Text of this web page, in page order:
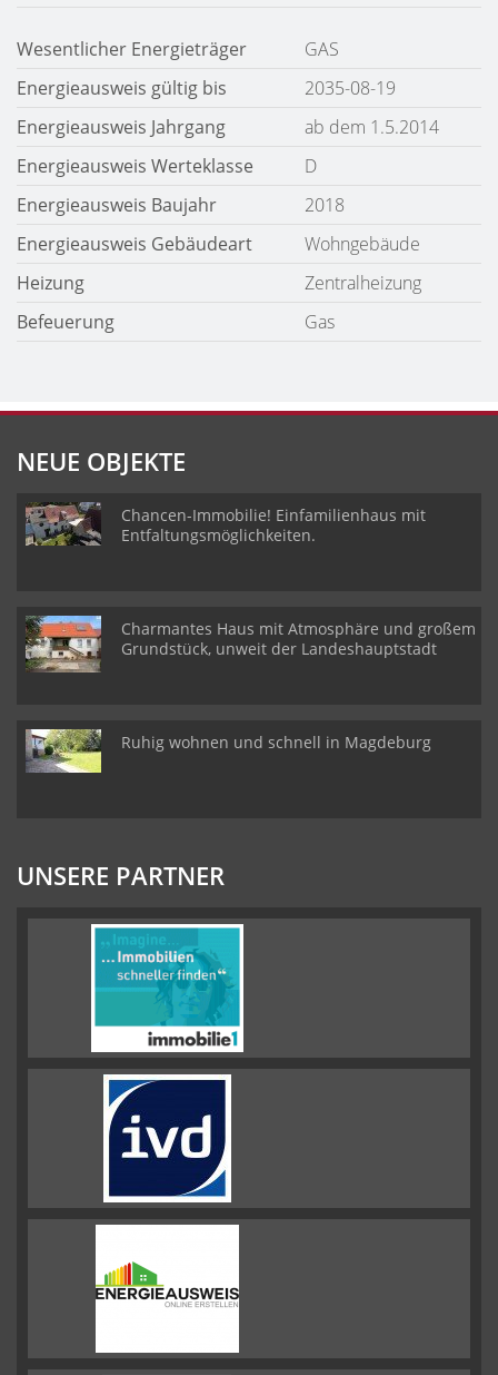
Wesentlicher Energieträger
GAS
Energieausweis gültig bis
2035-08-19
Energieausweis Jahrgang
ab dem 1.5.2014
Energieausweis Werteklasse
D
Energieausweis Baujahr
2018
Energieausweis Gebäudeart
Wohngebäude
Heizung
Zentralheizung
Befeuerung
Gas
NEUE OBJEKTE
Chancen-Immobilie! Einfamilienhaus mit
Entfaltungsmöglichkeiten.
Charmantes Haus mit Atmosphäre und großem
Grundstück, unweit der Landeshauptstadt
Ruhig wohnen und schnell in Magdeburg
UNSERE PARTNER